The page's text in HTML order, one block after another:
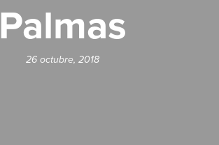
Palmas
26 octubre, 2018